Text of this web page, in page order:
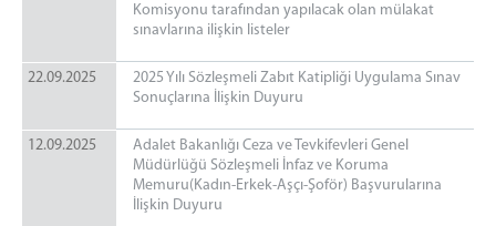
Komisyonu tarafından yapılacak olan mülakat
sınavlarına ilişkin listeler
22.09.2025
2025 Yılı Sözleşmeli Zabıt Katipliği Uygulama Sınav
Sonuçlarına İlişkin Duyuru
12.09.2025
Adalet Bakanlığı Ceza ve Tevkifevleri Genel
Müdürlüğü Sözleşmeli İnfaz ve Koruma
Memuru(Kadın-Erkek-Aşçı-Şoför) Başvurularına
İlişkin Duyuru